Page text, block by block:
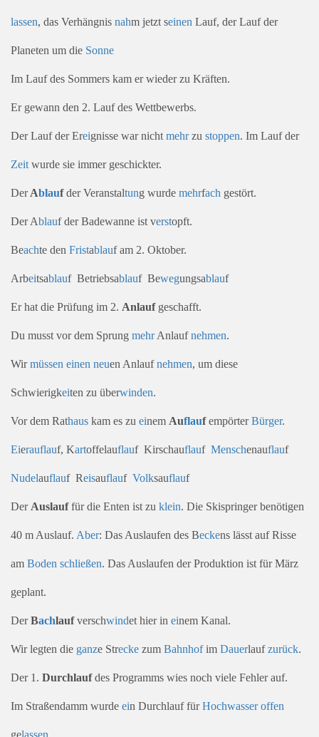
lassen, das Verhängnis nahm jetzt seinen Lauf, der Lauf der
Planeten um die Sonne
Im Lauf des Sommers kam er wieder zu Kräften.
Er gewann den 2. Lauf des Wettbewerbs.
Der Lauf der Ereignisse war nicht mehrzu stoppen. Im Lauf der
Zeit wurde sie immer geschickter.
DerAblaufder Veranstaltung wurde mehrfach gestört.
Der Ablauf der Badewanne ist verstopft.
Beachte den Fristablauf am 2. Oktober.
Arbeitsablauf Betriebsablauf Bewegungsablauf
Er hat die Prüfung im 2. Anlauf geschafft.
Du musst vor dem Sprung mehrAnlaufnehmen.
Wirmüssen einen neuen Anlaufnehmen, um diese
Schwierigkeiten zu überwinden.
Vor dem Rathaus kam es zu einem AuflaufempörterBürger.
Eierauflauf, Kartoffelauflauf Kirschauflauf Menschenauflauf
Nudelauflauf Reisauflauf Volksauflauf
Der Auslauffür die Enten ist zu klein. Die Skispringer benötigen
40 m Auslauf. Aber: Das Auslaufen des Beckens lässt auf Risse
am Boden schließen. Das Auslaufen der Produktion ist für März
geplant.
DerBachlaufverschwindet hier in einem Kanal.
Wir legten die ganze Strecke zum Bahnhofim Dauerlaufzurück.
Der 1. Durchlaufdes Programms wies noch viele Fehler auf.
Im Straßendamm wurde ein Durchlauf fürHochwasser offen
gelassen